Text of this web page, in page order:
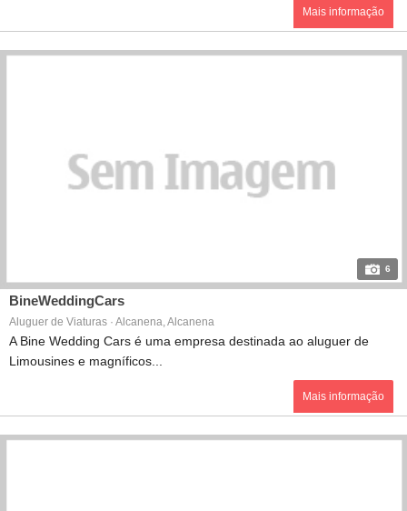
Mais informação
6
BineWeddingCars
Aluguer de Viaturas · Alcanena, Alcanena
A Bine Wedding Cars é uma empresa destinada ao aluguer de
Limousines e magníficos...
Mais informação